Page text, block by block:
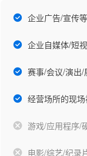
企业广告/宣传
企业自媒体/短
赛事/会议/演出
经营场所的现
游戏/应用程序/
电影/综艺/纪录